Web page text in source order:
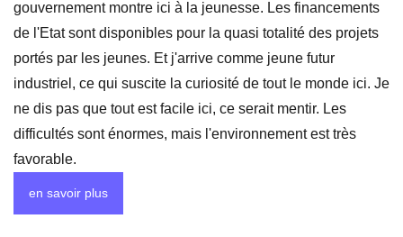
gouvernement montre ici à la jeunesse. Les financements
de l'Etat sont disponibles pour la quasi totalité des projets
portés par les jeunes. Et j'arrive comme jeune futur
industriel, ce qui suscite la curiosité de tout le monde ici. Je
ne dis pas que tout est facile ici, ce serait mentir. Les
difficultés sont énormes, mais l'environnement est très
favorable.
en savoir plus